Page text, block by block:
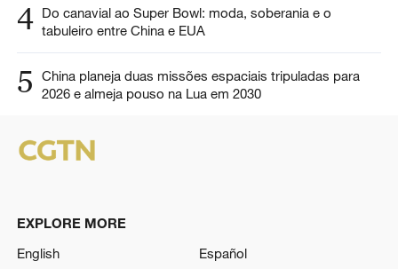
4 Do canavial ao Super Bowl: moda, soberania e o
tabuleiro entre China e EUA
5
China planeja duas missões espaciais tripuladas para
2026 e almeja pouso na Lua em 2030
EXPLORE MORE
English
Español